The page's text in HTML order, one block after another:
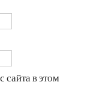
сайта в этом